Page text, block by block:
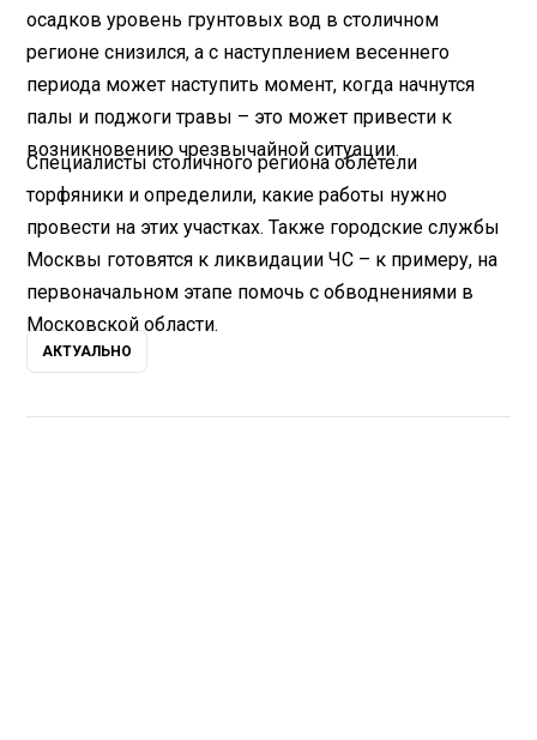
осадков уровень грунтовых вод в столичном
регионе снизился, а с наступлением весеннего
периода может наступить момент, когда начнутся
палы и поджоги травы – это может привести к
возникновению чрезвычайной ситуации.
Специалисты столичного региона облетели
торфяники и определили, какие работы нужно
провести на этих участках. Также городские службы
Москвы готовятся к ликвидации ЧС – к примеру, на
первоначальном этапе помочь с обводнениями в
Московской области.
АКТУАЛЬНО